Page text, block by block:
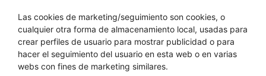
Las cookies de marketing/seguimiento son cookies, o
cualquier otra forma de almacenamiento local, usadas para
crear perfiles de usuario para mostrar publicidad o para
hacer el seguimiento del usuario en esta web o en varias
webs con fines de marketing similares.